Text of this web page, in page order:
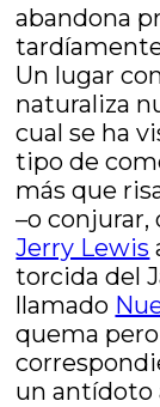
abandona
Un lugar
naturaliza
cual se ha
tipo de
más que
–o
Jerry Lewis
torcida del
llamado
quema
un antídoto